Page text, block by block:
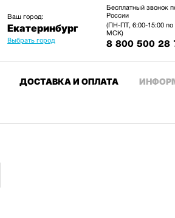
Ваш город:
Екатеринбург
Выбрать город
Бесплатный звонок
России
(ПН-ПТ, 6:00-15:00 по
МСК)
8 800 500 28
ДОСТАВКА И ОПЛАТА